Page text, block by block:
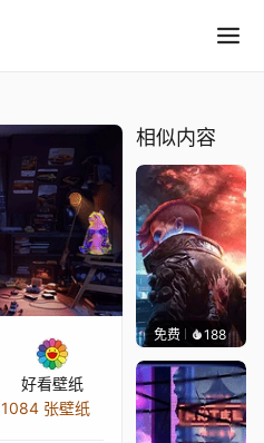
好看壁纸
1084 张壁纸
相似内容
免费 188